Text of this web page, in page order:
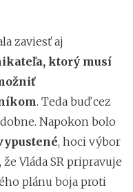
zaviesť aj
ktorý musí
. Teda buď cez
Napokon bolo
, hoci výbor
Vláda SR pripravuje
plánu boja proti